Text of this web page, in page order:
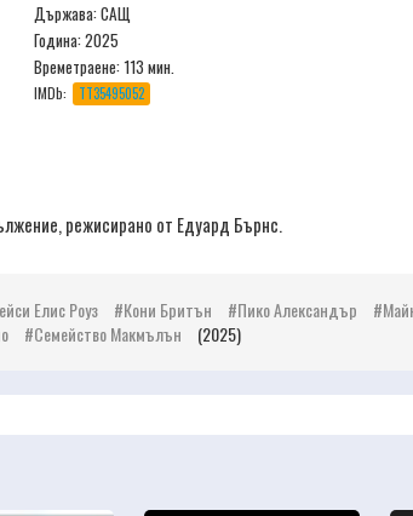
Държава: САЩ
Година: 2025
Времетраене:113 мин.
IMDb: TT35495052
режисирано от Едуард Бърнс.
Елис Роуз Кони Бритън Пико Александър
Семейство Макмълън (2025)